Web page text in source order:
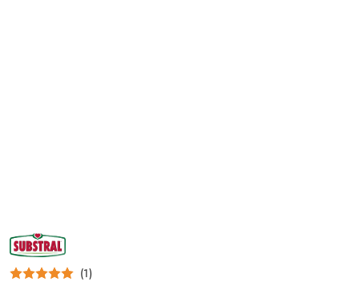
NAZWA
PRODUCENTA:
SUBSTRAL
(1)